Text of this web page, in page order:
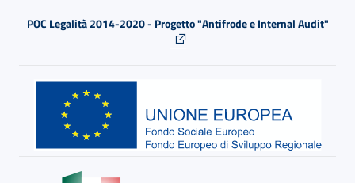
POC Legalità 2014-2020 - Progetto "Antifrode e Internal Audit"